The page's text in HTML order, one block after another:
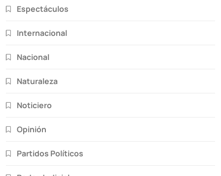
Espectáculos
Internacional
Nacional
Naturaleza
Noticiero
Opinión
Partidos Políticos